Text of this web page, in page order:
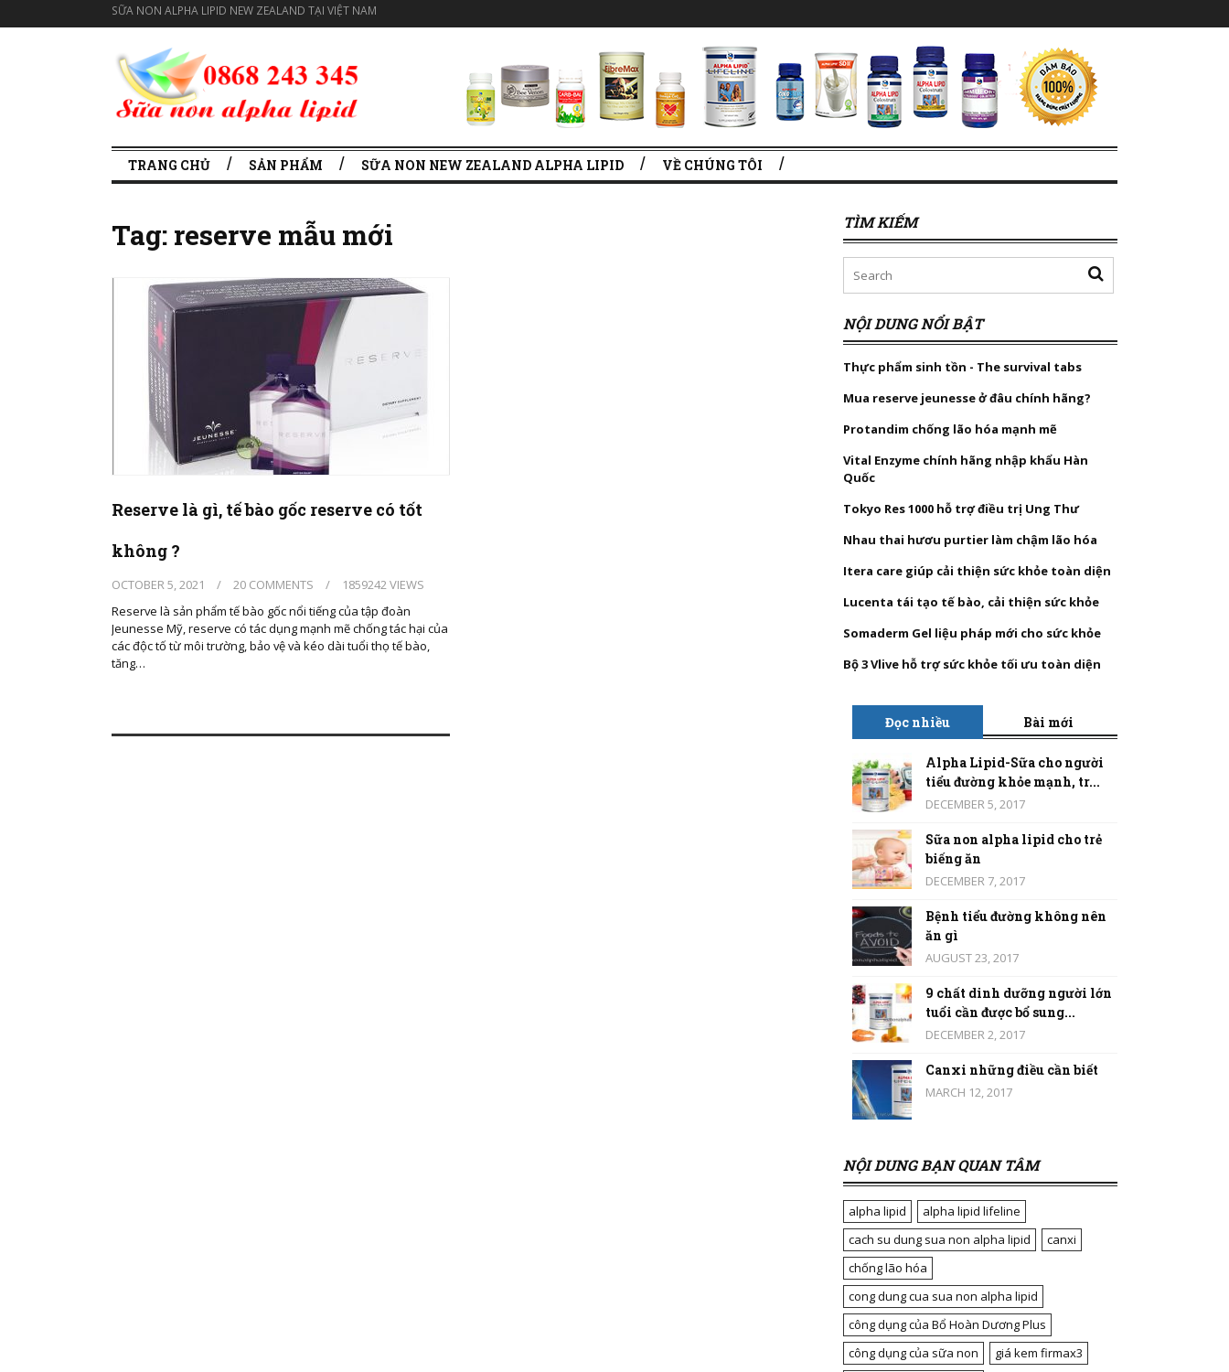
SỮA NON ALPHA LIPID NEW ZEALAND TẠI VIỆT NAM
TRANG CHỦ SẢN PHẨM SỮA NON NEW ZEALAND ALPHA LIPID VỀ CHÚNG TÔI
Tag: reserve mẫu mới
Reserve là gì, tế bào gốc reserve có tốt
không ?
OCTOBER 5, 2021 / 20 COMMENTS /
1859242 VIEWS
Reserve là sản phẩm tế bào gốc nổi tiếng của tập đoàn
Jeunesse Mỹ, reserve có tác dụng mạnh mẽ chống tác hại của
các độc tố từ môi trường, bảo vệ và kéo dài tuổi thọ tế bào,
tăng…
TÌM KIẾM
NỘI DUNG NỔI BẬT
Thực phẩm sinh tồn - The survival tabs
Mua reserve jeunesse ở đâu chính hãng?
Protandim chống lão hóa mạnh mẽ
Vital Enzyme chính hãng nhập khẩu Hàn
Quốc
Tokyo Res 1000 hỗ trợ điều trị Ung Thư
Nhau thai hươu purtier làm chậm lão hóa
Itera care giúp cải thiện sức khỏe toàn diện
Lucenta tái tạo tế bào, cải thiện sức khỏe
Somaderm Gel liệu pháp mới cho sức khỏe
Bộ 3 Vlive hỗ trợ sức khỏe tối ưu toàn diện
Đọc nhiều Bài mới
Alpha Lipid-Sữa cho người
tiểu đường khỏe mạnh, tr...
DECEMBER 5, 2017
Sữa non alpha lipid cho trẻ
biếng ăn
DECEMBER 7, 2017
Bệnh tiểu đường không nên
ăn gì
AUGUST 23, 2017
9 chất dinh dưỡng người lớn
tuổi cần được bổ sung...
DECEMBER 2, 2017
Canxi những điều cần biết
MARCH 12, 2017
NỘI DUNG BẠN QUAN TÂM
alpha lipid
alpha lipid lifeline
cach su dung sua non alpha lipid
canxi
chống lão hóa
cong dung cua sua non alpha lipid
công dụng của Bổ Hoàn Dương Plus
công dụng của sữa non
giá kem firmax3